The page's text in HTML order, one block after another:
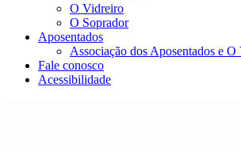
O Vidreiro
O Soprador
Aposentados
Associação dos Aposentados e
Fale conosco
Acessibilidade